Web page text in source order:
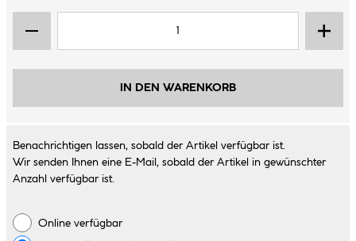
IN DEN WARENKORB
Benachrichtigen lassen, sobald der Artikel verfügbar ist.
Wir senden Ihnen eine E-Mail, sobald der Artikel in gewünschter
Anzahl verfügbar ist.
Online verfügbar